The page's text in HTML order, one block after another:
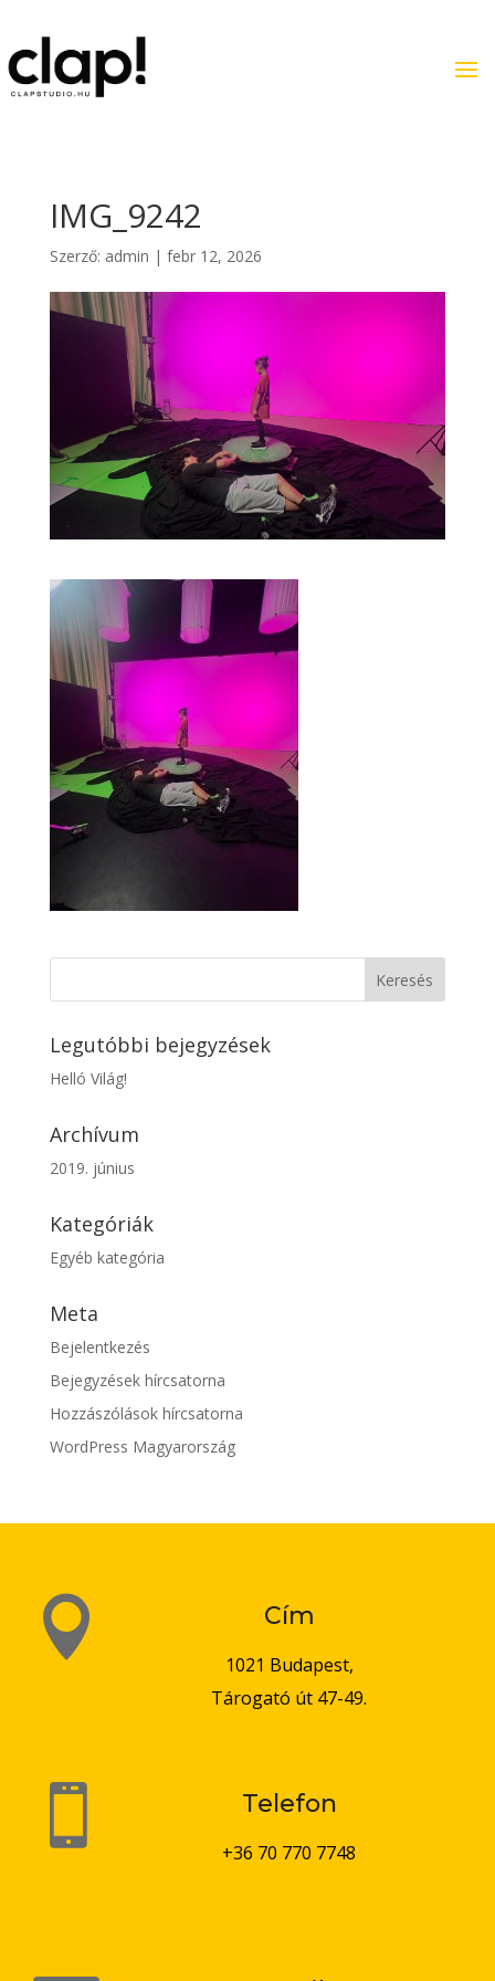
IMG_9242
Szerző: admin | febr 12, 2026
Legutóbbi bejegyzések
Helló Világ!
Archívum
2019. június
Kategóriák
Egyéb kategória
Meta
Bejelentkezés
Bejegyzések hírcsatorna
Hozzászólások hírcsatorna
WordPress Magyarország
 Cím
1021 Budapest,
Tárogató út 47-49.
 Telefon
+36 70 770 7748